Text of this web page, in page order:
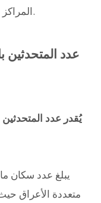
المراكز العشرة الأولى من حيث عدد المتحدثين.
عدد المتحدثين